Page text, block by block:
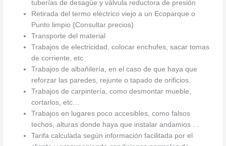
tuberías de desagüe y válvula reductora de presión
Retirada del termo eléctrico viejo a un Ecoparque o
Punto limpio (Consultar precios)
Transporte del material
Trabajos de electricidad, colocar enchufes, sacar tomas
de corriente, etc
Trabajos de albañilería, en el caso de que haya que
reforzar las paredes, rejunte o tapado de orificios.
Trabajos de carpintería, como desmontar mueble,
cortarlos, etc…
Trabajos en lugares poco accesibles, como falsos
techos, alturas donde haya que instalar andamios …
Tarifa calculada según información facilitada por el